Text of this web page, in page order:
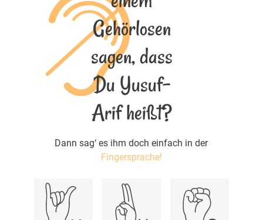
Gehörlosen
sagen, dass
Du Yusuf-
Arif heißt?
Dann sag‘ es ihm doch einfach in der
Fingersprache!